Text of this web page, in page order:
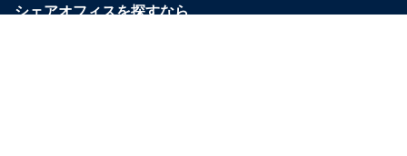
シェアオフィスを探すなら